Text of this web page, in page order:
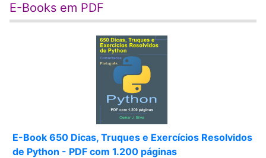
E-Books em PDF
E-Book 650 Dicas, Truques e Exercícios Resolvidos
de Python - PDF com 1.200 páginas